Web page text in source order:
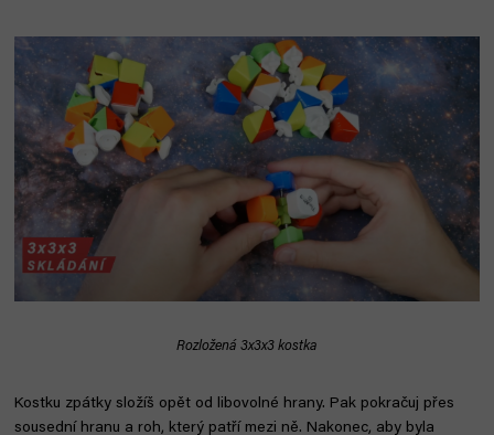
Rozložená 3x3x3 kostka
Kostku zpátky složíš opět od libovolné hrany. Pak pokračuj přes
sousední hranu a roh, který patří mezi ně. Nakonec, aby byla